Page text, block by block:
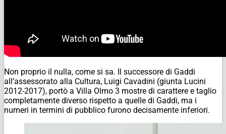
Non proprio il nulla, come si sa. Il successore di Gaddi
all’assessorato alla Cultura, Luigi Cavadini (giunta Lucini
2012-2017), portò a Villa Olmo 3 mostre di carattere e taglio
completamente diverso rispetto a quelle di Gaddi, ma i
numeri in termini di pubblico furono decisamente inferiori.